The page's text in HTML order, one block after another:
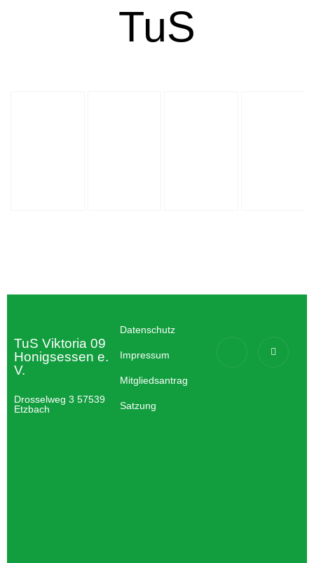
TuS
TuS Viktoria 09
Honigsessen e.
V.
Drosselweg 3 57539
Etzbach
Datenschutz
Impressum
Mitgliedsantrag
Satzung